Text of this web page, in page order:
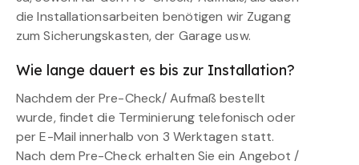
die Installationsarbeiten benötigen wir Zugang
zum Sicherungskasten, der Garage usw.
Wie lange dauert es bis zur Installation?
Nachdem der Pre-Check/ Aufmaß bestellt
wurde, findet die Terminierung telefonisch oder
per E-Mail innerhalb von 3 Werktagen statt.
Nach dem Pre-Check erhalten Sie ein Angebot /